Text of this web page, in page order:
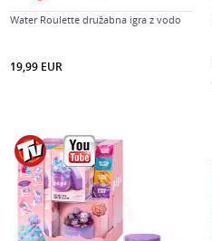
Water Roulette družabna igra z vodo
19,99 EUR